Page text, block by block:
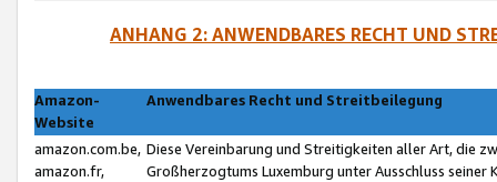
ANHANG 2: ANWENDBARES RECHT UND
Amazon-
Website
Anwendbares Recht und Streitbeilegung
amazon.com.be,
amazon.fr,
Diese Vereinbarung und Streitigkeiten aller Art, die
Großherzogtums Luxemburg unter Ausschluss